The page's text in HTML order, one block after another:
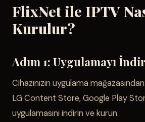
FlixNet ile IPTV
Kurulur?
Adım 1: Uygulamayı
Cihazınızın uygulama
LG Content Store, Google Play
uygulamasını indirin ve kurun.